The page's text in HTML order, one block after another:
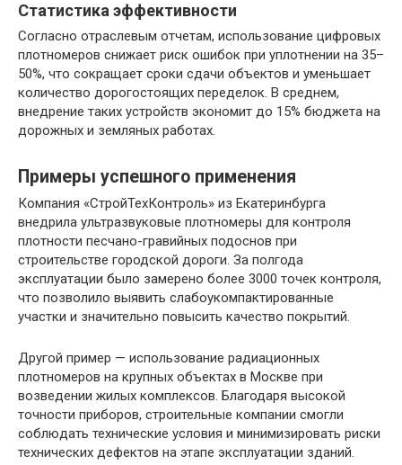
Статистика эффективности
Согласно отраслевым отчетам, использование цифровых
плотномеров снижает риск ошибок при уплотнении на 35–
50%, что сокращает сроки сдачи объектов и уменьшает
количество дорогостоящих переделок. В среднем,
внедрение таких устройств экономит до 15% бюджета на
дорожных и земляных работах.
Примеры успешного применения
Компания «СтройТехКонтроль» из Екатеринбурга
внедрила ультразвуковые плотномеры для контроля
плотности песчано-гравийных подоснов при
строительстве городской дороги. За полгода
эксплуатации было замерено более 3000 точек контроля,
что позволило выявить слабоукомпактированные
участки и значительно повысить качество покрытий.
Другой пример — использование радиационных
плотномеров на крупных объектах в Москве при
возведении жилых комплексов. Благодаря высокой
точности приборов, строительные компании смогли
соблюдать технические условия и минимизировать риски
технических дефектов на этапе эксплуатации зданий.